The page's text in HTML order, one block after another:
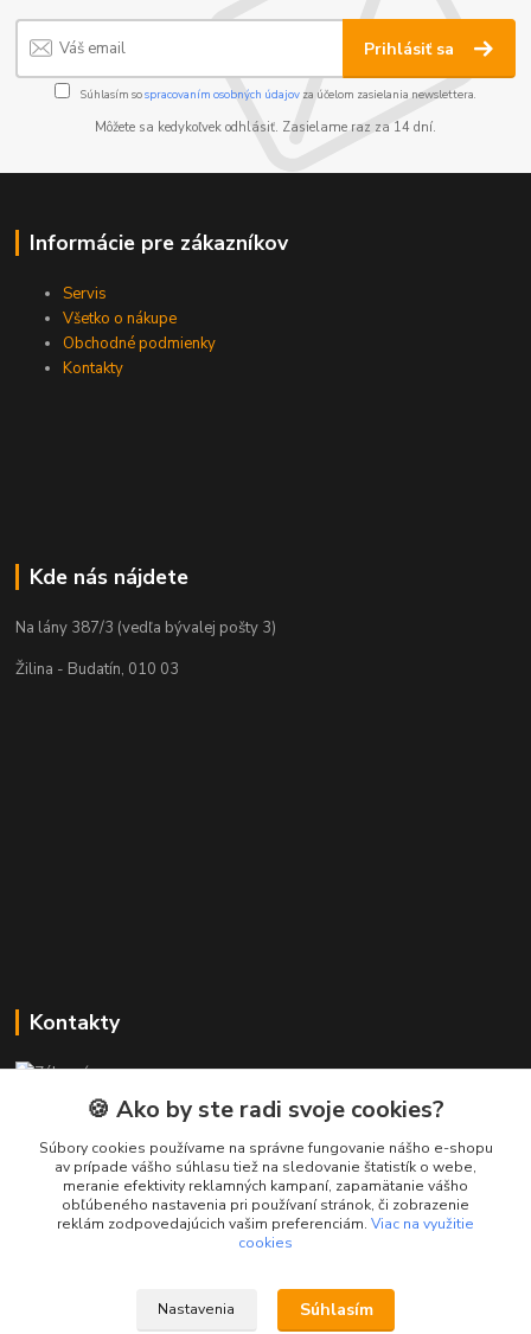
Prihlásiť sa
Súhlasím sospracovaním osobných údajov za účelom zasielania newslettera.
Môžete sa kedykoľvek odhlásiť. Zasielame raz za 14 dní.
Informácie pre zákazníkov
Servis
Všetko o nákupe
Obchodné podmienky
Kontakty
Kde nás nájdete
Na lány 387/3 (vedľa bývalej pošty 3)
Žilina - Budatín, 010 03
Kontakty
+421 911 010 560
Po-Pia, 13-17 hod.
info@presmartfon.sk
🍪 Ako by ste radi svoje cookies?
Súbory cookies používame na správne fungovanie nášho e-shopu
av prípade vášho súhlasu tiež na sledovanie štatistík o webe,
meranie efektivity reklamných kampaní, zapamätanie vášho
obľúbeného nastavenia pri používaní stránok, či zobrazenie
reklám zodpovedajúcich vašim preferenciám. Viac na využitie
cookies
Nastavenia Súhlasím